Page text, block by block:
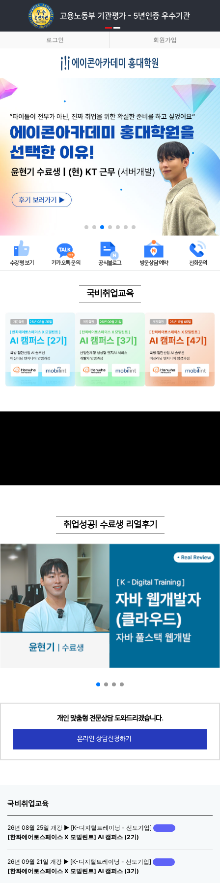
로그인 회원가입
수강평 보기 카카오톡 문의 공식블로그 방문상담 예약 전화문의
국비취업교육
취업성공! 수료생 리얼후기
개인 맞춤형 전문상담 도와드리겠습니다.
온라인 상담신청하기
국비취업교육
26년 08월 25일 개강 ▶ [K-디지털트레이닝 - 선도기업]
[한화에어로스페이스 X 모빌린트] AI 캠퍼스 (2기)
26년 09월 21일 개강 ▶ [K-디지털트레이닝 - 선도기업]
[한화에어로스페이스 X 모빌린트] AI 캠퍼스 (3기)